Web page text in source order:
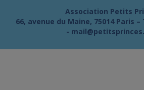
Association Petits
66, avenue du Maine, 75014 Paris –
-